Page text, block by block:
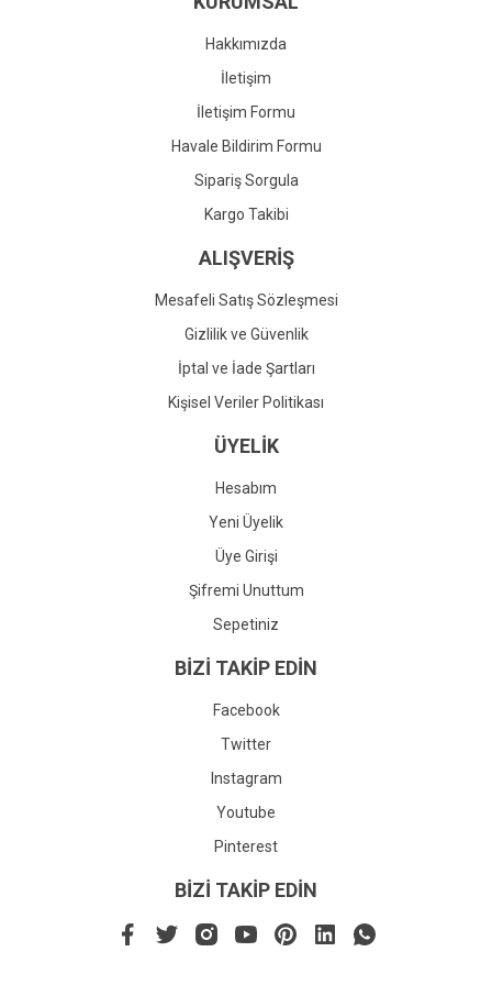
Gönder
Hakkımızda
İletişim
İletişim Formu
Havale Bildirim Formu
Sipariş Sorgula
Kargo Takibi
ALIŞVERİŞ
Mesafeli Satış Sözleşmesi
Gizlilik ve Güvenlik
İptal ve İade Şartları
Kişisel Veriler Politikası
ÜYELİK
Hesabım
Yeni Üyelik
Üye Girişi
Şifremi Unuttum
Sepetiniz
BİZİ TAKİP EDİN
Facebook
Twitter
Instagram
Youtube
Pinterest
BİZİ TAKİP EDİN